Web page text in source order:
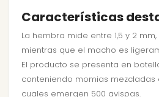
Características
La hembra mide entre 1,5 y 2
mientras que el macho es
El producto se presenta en
conteniendo momias mezcladas
cuales emergen 500 avispas.